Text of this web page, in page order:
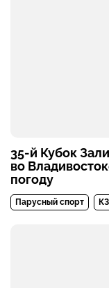
35-й Кубок
во
погоду
Парусный спорт